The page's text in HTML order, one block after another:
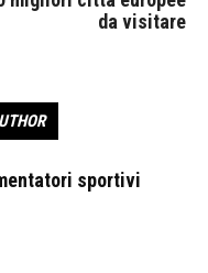
da visitare
sportivi